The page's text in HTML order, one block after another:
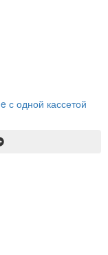
с одной кассетой